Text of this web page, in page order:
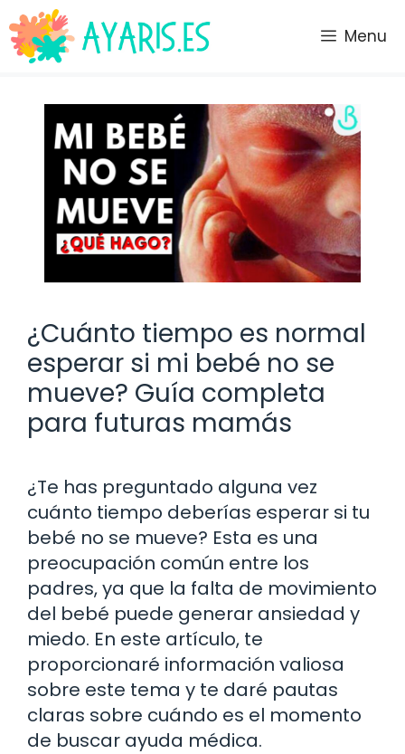
Saltar
al
contenido
Menu
¿Cuánto tiempo es normal
esperar si mi bebé no se
mueve? Guía completa
para futuras mamás
¿Te has preguntado alguna vez
cuánto tiempo deberías esperar si tu
bebé no se mueve? Esta es una
preocupación común entre los
padres, ya que la falta de movimiento
del bebé puede generar ansiedad y
miedo. En este artículo, te
proporcionaré información valiosa
sobre este tema y te daré pautas
claras sobre cuándo es el momento
de buscar ayuda médica.